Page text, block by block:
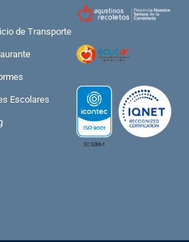
de Transporte
Escolares